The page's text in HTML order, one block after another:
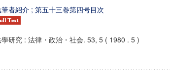
者紹介 ; 第五十三巻第四号目次
研究 : 法律・政治・社会. 53, 5 ( 1980 . 5 )